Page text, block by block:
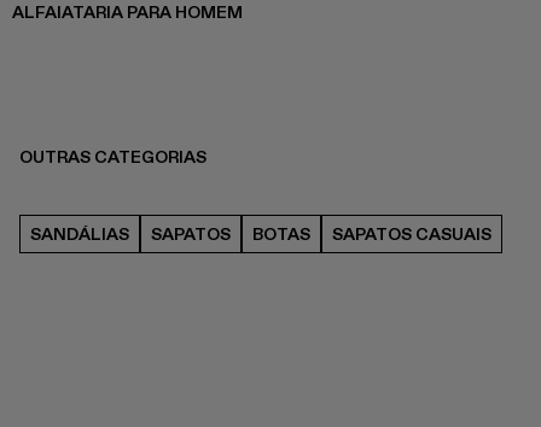
ALFAIATARIA PARA HOMEM
OUTRAS CATEGORIAS
SANDÁLIAS SAPATOS BOTAS SAPATOS CASUAIS